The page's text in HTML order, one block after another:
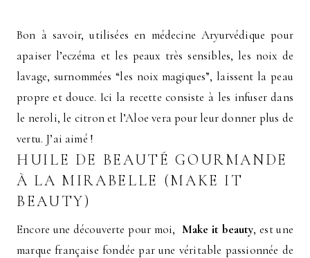
Bon à savoir, utilisées en médecine Aryurvédique pour
apaiser l’eczéma et les peaux très sensibles, les noix de
lavage, surnommées “les noix magiques”, laissent la peau
propre et douce. Ici la recette consiste à les infuser dans
le neroli, le citron et l’Aloe vera pour leur donner plus de
vertu. J’ai aimé !
HUILE DE BEAUTÉ GOURMANDE
À LA MIRABELLE (MAKE IT
BEAUTY)
Encore une découverte pour moi, Make it beauty, est une
marque française fondée par une véritable passionnée de